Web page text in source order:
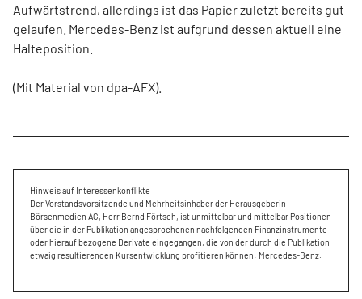
Aufwärtstrend, allerdings ist das Papier zuletzt bereits gut
gelaufen. Mercedes-Benz ist aufgrund dessen aktuell eine
Halteposition.
(Mit Material von dpa-AFX).
Hinweis auf Interessenkonflikte
Der Vorstandsvorsitzende und Mehrheitsinhaber der Herausgeberin
Börsenmedien AG, Herr Bernd Förtsch, ist unmittelbar und mittelbar Positionen
über die in der Publikation angesprochenen nachfolgenden Finanzinstrumente
oder hierauf bezogene Derivate eingegangen, die von der durch die Publikation
etwaig resultierenden Kursentwicklung profitieren können: Mercedes-Benz.